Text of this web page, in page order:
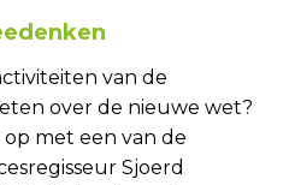
van de
over de nieuwe wet?
met een van de
Sjoerd